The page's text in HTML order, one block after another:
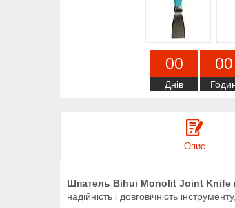
00
Днів
00
Опис
Шпатель Bihui Monolit Joint Knife
надійність і довговічність